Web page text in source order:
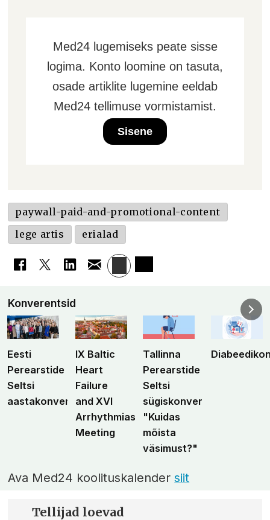
Med24 lugemiseks peate sisse
logima. Konto loomine on tasuta,
osade artiklite lugemine eeldab
Med24 tellimuse vormistamist.
Sisene
paywall-paid-and-promotional-content
lege artis
erialad
Konverentsid
Eesti
Perearstide
Seltsi
aastakonverents
IX Baltic
Heart
Failure
and XVI
Arrhythmias
Meeting
Tallinna
Perearstide
Seltsi
sügiskonverents
"Kuidas
mõista
väsimust?"
Ava Med24 koolituskalendersiit
Tellijad loevad